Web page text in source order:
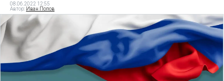
08.06.2022 12:55
Автор: Иван Попов